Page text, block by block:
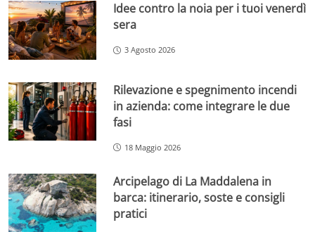
Idee contro la noia per i tuoi venerdì
sera
3 Agosto 2026
Rilevazione e spegnimento incendi
in azienda: come integrare le due
fasi
18 Maggio 2026
Arcipelago di La Maddalena in
barca: itinerario, soste e consigli
pratici